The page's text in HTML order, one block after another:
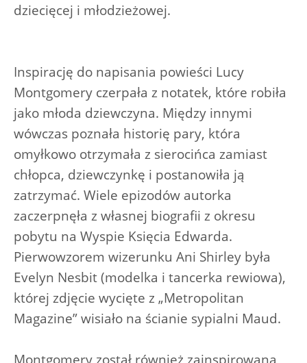
dziecięcej i młodzieżowej.
Inspirację do napisania powieści Lucy
Montgomery czerpała z notatek, które robiła
jako młoda dziewczyna. Między innymi
wówczas poznała historię pary, która
omyłkowo otrzymała z sierocińca zamiast
chłopca, dziewczynkę i postanowiła ją
zatrzymać. Wiele epizodów autorka
zaczerpnęła z własnej biografii z okresu
pobytu na Wyspie Księcia Edwarda.
Pierwowzorem wizerunku Ani Shirley była
Evelyn Nesbit (modelka i tancerka rewiowa),
której zdjęcie wycięte z „Metropolitan
Magazine” wisiało na ścianie sypialni Maud.